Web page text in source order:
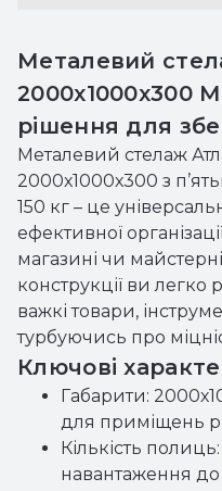
Металевий
2000х1000х300
рішення для
Металевий стелаж
2000х1000х300 з
150 кг – це
ефективної
магазині чи
конструкції ви легко
важкі товари,
турбуючись про
Ключові
Габарити:
для приміщень
Кількість
навантаження до